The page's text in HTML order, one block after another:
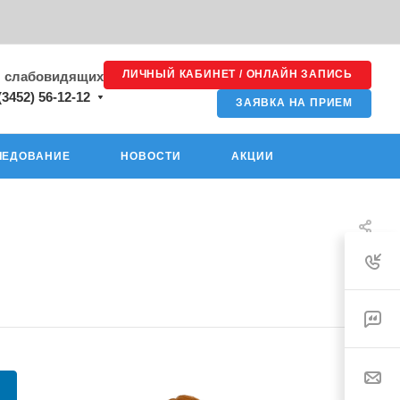
слабовидящих
56-12-12
ЛИЧНЫЙ КАБИНЕТ / ОНЛАЙН ЗАПИСЬ
ЗАЯВКА НА ПРИЕМ
НОВОСТИ АКЦИИ